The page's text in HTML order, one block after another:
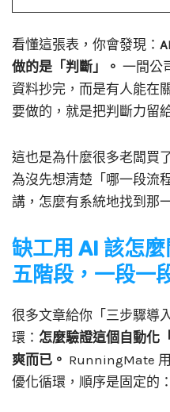
看懂這張表，你會發現：
做的是「判斷」。 一間公
資料抄完，而是有人能在
要做的，就是把判斷力留
這也是為什麼很多老闆買
為沒先想清楚「哪一段流
講，怎麼有系統地找到那
缺工用 AI 該怎
五階段，一段一
很多文章給你「三步驟導
環： 怎麼驗證這個自動化
爽而已。 RunningMate
優化循環，順序是固定的：